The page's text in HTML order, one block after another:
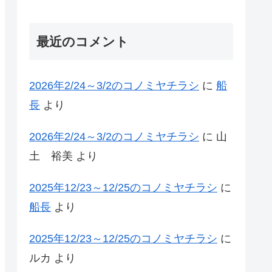
最近のコメント
2026年2/24～3/2のコノミヤチラシ に 船
長 より
2026年2/24～3/2のコノミヤチラシ に 山
土 裕美 より
2025年12/23～12/25のコノミヤチラシ に
船長 より
2025年12/23～12/25のコノミヤチラシ に
ルカ より